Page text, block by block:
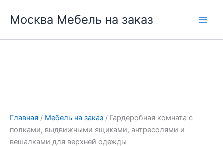
Москва Мебель на заказ
Главная / Мебель на заказ / Гардеробная комната с
полками, выдвижными ящиками, антресолями и
вешалками для верхней одежды